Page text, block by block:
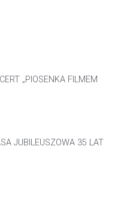
„PIOSENKA FILMEM
JUBILEUSZOWA 35 LAT